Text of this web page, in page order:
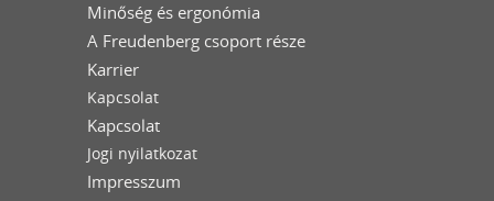
Minőség és ergonómia
A Freudenberg csoport része
Karrier
Kapcsolat
Kapcsolat
Jogi nyilatkozat
Impresszum